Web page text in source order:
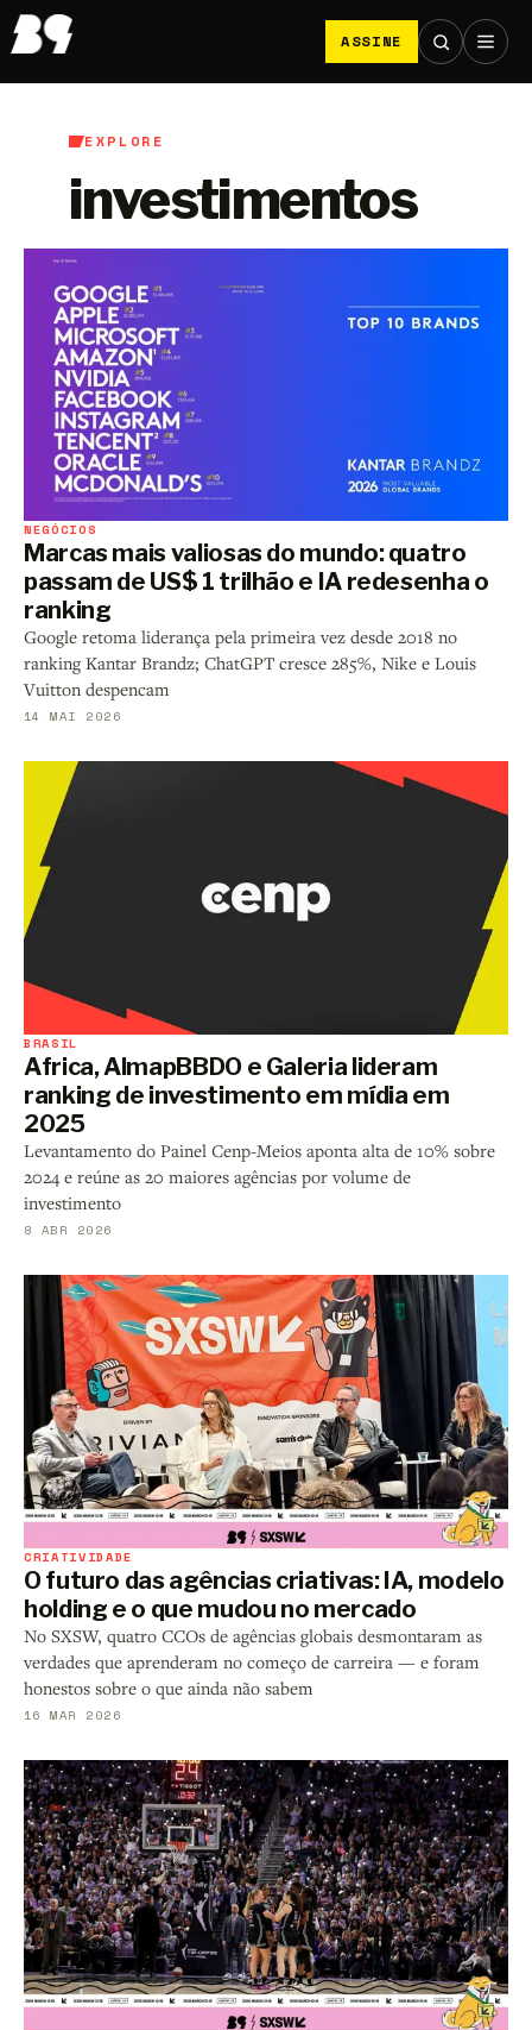
ASSINE
EXPLORE
investimentos
NEGÓCIOS
Marcas mais valiosas do mundo: quatro
passam de US$ 1 trilhão e IA redesenha o
ranking
Google retoma liderança pela primeira vez desde 2018 no
ranking Kantar Brandz; ChatGPT cresce 285%, Nike e Louis
Vuitton despencam
14 MAI 2026
BRASIL
Africa, AlmapBBDO e Galeria lideram
ranking de investimento em mídia em
2025
Levantamento do Painel Cenp-Meios aponta alta de 10% sobre
2024 e reúne as 20 maiores agências por volume de
investimento
8 ABR 2026
CRIATIVIDADE
O futuro das agências criativas: IA, modelo
holding e o que mudou no mercado
No SXSW, quatro CCOs de agências globais desmontaram as
verdades que aprenderam no começo de carreira — e foram
honestos sobre o que ainda não sabem
16 MAR 2026